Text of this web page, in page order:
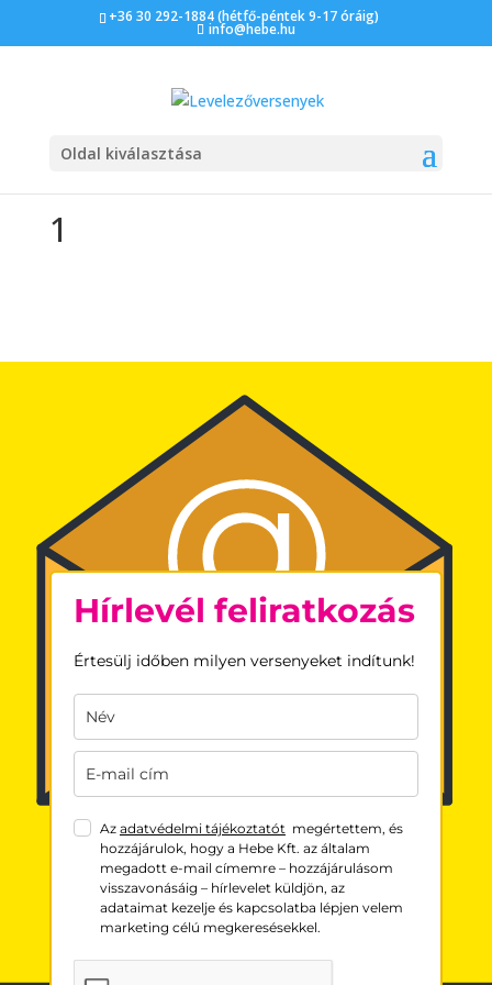
+36 30 292-1884 (hétfő-péntek 9-17 óráig)
info@hebe.hu
Oldal kiválasztása
1
Hírlevél feliratkozás
Értesülj időben milyen versenyeket indítunk!
Az adatvédelmi tájékoztatótmegértettem, és
hozzájárulok, hogy a Hebe Kft. az általam
megadott e-mail címemre – hozzájárulásom
visszavonásáig – hírlevelet küldjön, az
adataimat kezelje és kapcsolatba lépjen velem
marketing célú megkeresésekkel.